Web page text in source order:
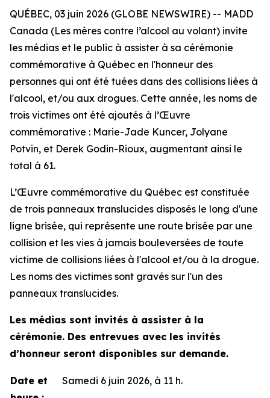
QUÉBEC, 03 juin 2026 (GLOBE NEWSWIRE) -- MADD
Canada (Les mères contre l’alcool au volant) invite
les médias et le public à assister à sa cérémonie
commémorative à Québec en l'honneur des
personnes qui ont été tuées dans des collisions liées à
l'alcool, et/ou aux drogues. Cette année, les noms de
trois victimes ont été ajoutés à l’Œuvre
commémorative : Marie-Jade Kuncer, Jolyane
Potvin, et Derek Godin-Rioux, augmentant ainsi le
total à 61.
L’Œuvre commémorative du Québec est constituée
de trois panneaux translucides disposés le long d'une
ligne brisée, qui représente une route brisée par une
collision et les vies à jamais bouleversées de toute
victime de collisions liées à l'alcool et/ou à la drogue.
Les noms des victimes sont gravés sur l'un des
panneaux translucides.
Les médias sont invités à assister à la
cérémonie. Des entrevues avec les invités
d’honneur seront disponibles sur demande.
Date et
Samedi 6 juin 2026, à 11 h.